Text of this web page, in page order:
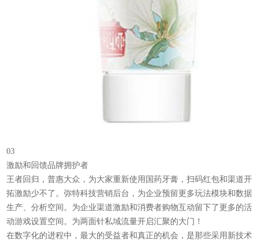
03
激励和回馈品牌拥护者
王者回归，普惠大众，为大家重新使用国药牙膏，扫码红包和渠道开
拓激励少不了。弥特科技营销后台，为企业预留更多玩法模块和数据
生产、分析空间。为企业渠道激励和消费者购物互动留下了更多的活
动游戏设置空间。为两面针私域流量开启汇聚的大门！
在数字化的进程中，最大的受益者和真正的机会，是那些采用新技术